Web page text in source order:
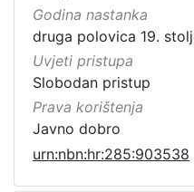
Godina nastanka
druga polovica 19.
Uvjeti pristupa
Slobodan pristup
Prava korištenja
Javno dobro
urn:nbn:hr:285:903538